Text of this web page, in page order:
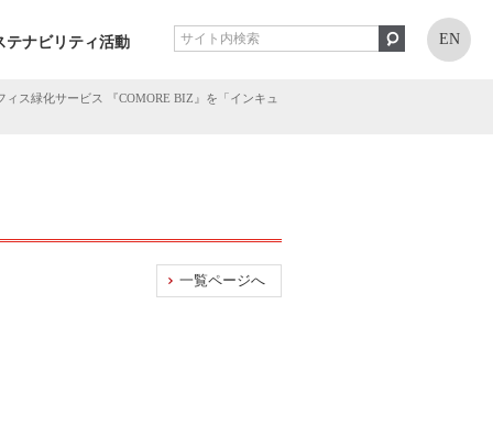
テナビリティ活動 EN
ス緑化サービス 『COMORE BIZ』を「インキュ
一覧ページへ